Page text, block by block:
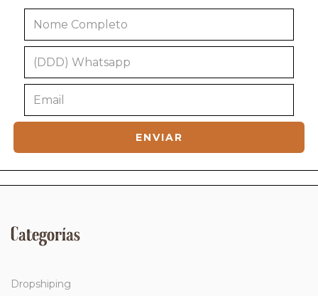
Categorías
Dropshiping